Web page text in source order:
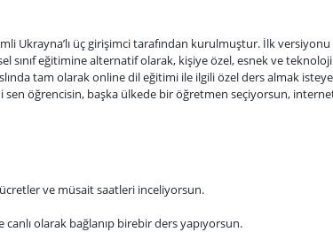
Ukrayna’lı üç girişimci tarafından kurulmuştur. İlk versiyonu
sınıf eğitimine alternatif olarak, kişiye özel, esnek ve
tam olarak online dil eğitimi ile ilgili özel ders almak
öğrencisin, başka ülkede bir öğretmen seçiyorsun,
ve müsait saatleri inceliyorsun.
olarak bağlanıp birebir ders yapıyorsun.